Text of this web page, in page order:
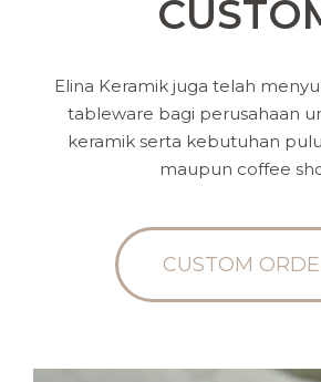
Elina Keramik juga telah
tableware bagi perusahaan
keramik serta kebutuhan
maupun coffee
CUSTOM